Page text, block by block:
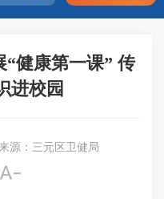
健康第一课” 传
进校园
来源：三元区卫健局
